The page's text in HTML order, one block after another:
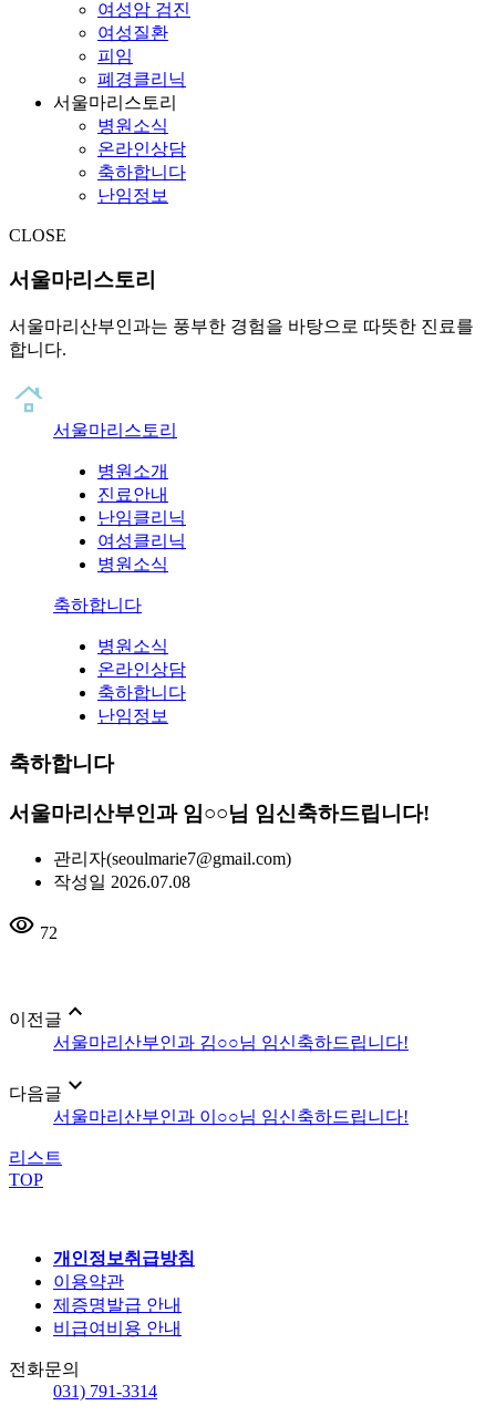
여성암 검진
여성질환
피임
폐경클리닉
서울마리스토리
병원소식
온라인상담
축하합니다
난임정보
CLOSE
서울마리스토리
서울마리산부인과는 풍부한 경험을 바탕으로 따뜻한 진료를
합니다.
서울마리스토리
병원소개
진료안내
난임클리닉
여성클리닉
병원소식
축하합니다
병원소식
온라인상담
축하합니다
난임정보
축하합니다
서울마리산부인과 임○○님 임신축하드립니다!
관리자(seoulmarie7@gmail.com)
작성일 2026.07.08
visibility 72
이전글 expand_less
서울마리산부인과 김○○님 임신축하드립니다!
다음글 expand_more
서울마리산부인과 이○○님 임신축하드립니다!
리스트
TOP
개인정보취급방침
이용약관
제증명발급 안내
비급여비용 안내
전화문의
031) 791-3314